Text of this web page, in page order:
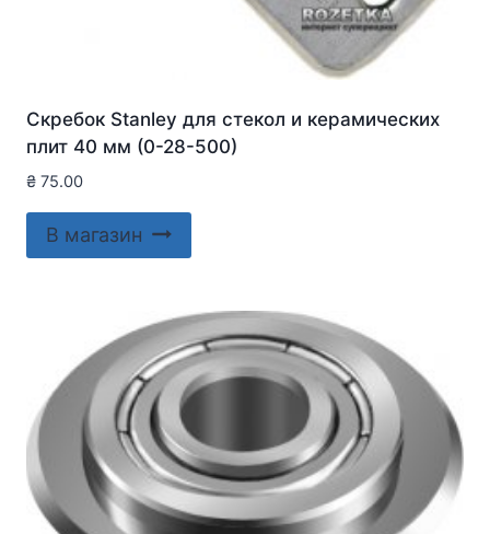
Скребок Stanley для стекол и керамических
плит 40 мм (0-28-500)
₴ 75.00
В магазин